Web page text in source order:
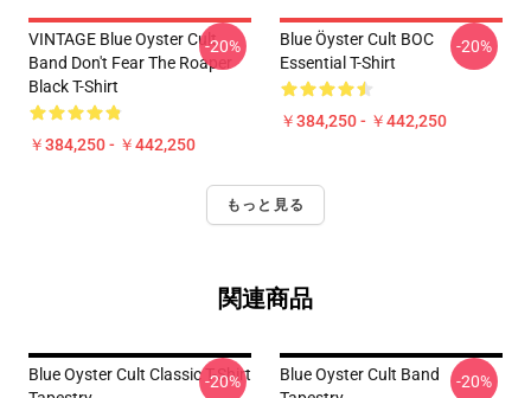
VINTAGE Blue Oyster Cult
Band Don't Fear The Roaper
Black T-Shirt
￥384,250 - ￥442,250
-20%
Blue Öyster Cult BOC
Essential T-Shirt
￥384,250 - ￥442,250
-20%
もっと見る
関連商品
Blue Oyster Cult Classic T-Shirt
-20%
Blue Oyster Cult Band
-20%